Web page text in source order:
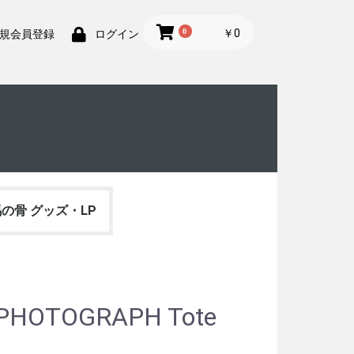
会員登録 ログイン 0 ￥0
骨 グッズ・LP
Tote